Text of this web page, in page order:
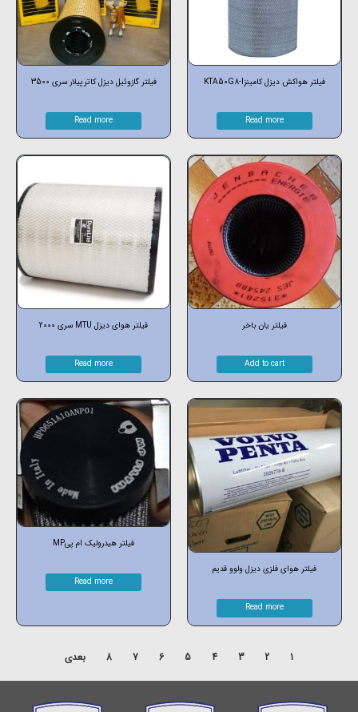
فیلتر هواکش دیزل کامینزKTA50G8-I
Read more
فیلتر گازوئیل دیزل کاترپیلار سری 3500
Read more
فیلتر یان باخر
Add to cart
فیلتر هوای دیزل MTU سری 2000
Read more
فیلتر هوای فلزی دیزل ولوو قدیم
Read more
فیلتر هیدرولیک ام پیMP
Read more
1
2
3
4
5
6
7
8 بعدی